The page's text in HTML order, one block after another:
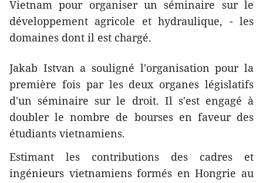
Vietnam pour organiser un séminaire sur le
développement agricole et hydraulique, - les
domaines dont il est chargé.
Jakab Istvan​ a souligné l'organisation pour la
première fois par les deux organes législatifs
d'un séminaire sur le droit. Il s'est engagé à
doubler le nombre de bourses en faveur des
étudiants vietnamiens.
Estimant les contributions des cadres et
ingénieurs vietnamiens formés en Hongrie au